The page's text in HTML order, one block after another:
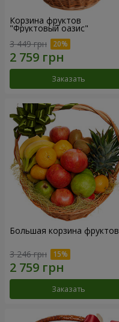
Корзина фруктов
"Фруктовый оазис"
3 449 грн
Заказать
Большая корзина фруктов
3 246 грн
Заказать